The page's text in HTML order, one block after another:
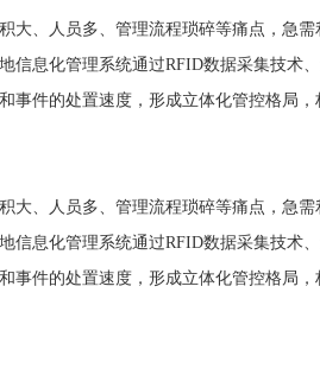
大、人员多、管理流程琐碎等痛点，急
信息化管理系统通过RFID数据采集技术
事件的处置速度，形成立体化管控格局
大、人员多、管理流程琐碎等痛点，急
信息化管理系统通过RFID数据采集技术
事件的处置速度，形成立体化管控格局